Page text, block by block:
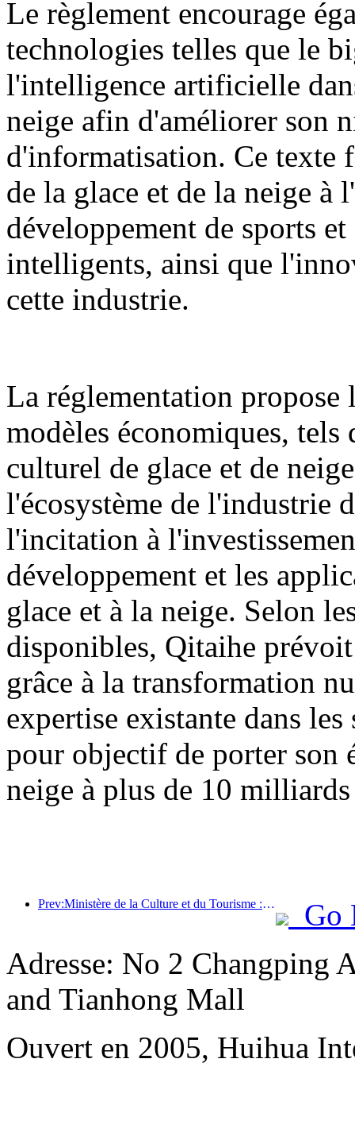
Le règlement encourage
technologies telles que le
l'intelligence artificielle
neige afin d'améliorer son
d'informatisation. Ce texte
de la glace et de la neige à
développement de sports
intelligents, ainsi que
cette industrie.
La réglementation propose
modèles économiques,
culturel de glace et de
l'écosystème de l'industrie
l'incitation à
développement et les
glace et à la neige. Selon
disponibles, Qitaihe
grâce à la transformation
expertise existante dans
pour objectif de porter son
neige à plus de 10
Prev:Ministère de la Culture et du Tourisme : Mettre l’accent à la fois sur l’offre et la demande pour orienter les activités de consommation culturelle et touristique ainsi que les voyages.
Go
Adresse: No 2 Changping
and Tianhong Mall
Ouvert en 2005, Huihua